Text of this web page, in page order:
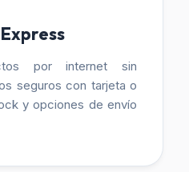
por internet sin
seguros con tarjeta o
y opciones de envío